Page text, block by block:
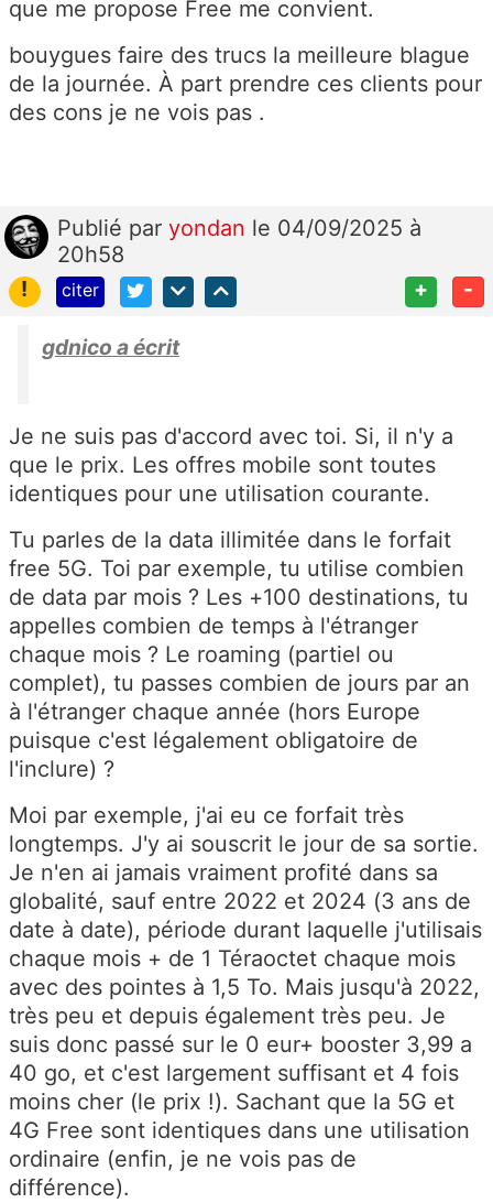
que me propose Free me convient.
bouygues faire des trucs la meilleure blague
de la journée. À part prendre ces clients pour
des cons je ne vois pas .
Publié par yondan le 04/09/2025 à
20h58
!
citer + -
gdnico a écrit
Je ne suis pas d'accord avec toi. Si, il n'y a
que le prix. Les offres mobile sont toutes
identiques pour une utilisation courante.
Tu parles de la data illimitée dans le forfait
free 5G. Toi par exemple, tu utilise combien
de data par mois ? Les +100 destinations, tu
appelles combien de temps à l'étranger
chaque mois ? Le roaming (partiel ou
complet), tu passes combien de jours par an
à l'étranger chaque année (hors Europe
puisque c'est légalement obligatoire de
l'inclure) ?
Moi par exemple, j'ai eu ce forfait très
longtemps. J'y ai souscrit le jour de sa sortie.
Je n'en ai jamais vraiment profité dans sa
globalité, sauf entre 2022 et 2024 (3 ans de
date à date), période durant laquelle j'utilisais
chaque mois + de 1 Téraoctet chaque mois
avec des pointes à 1,5 To. Mais jusqu'à 2022,
très peu et depuis également très peu. Je
suis donc passé sur le 0 eur+ booster 3,99 a
40 go, et c'est largement suffisant et 4 fois
moins cher (le prix !). Sachant que la 5G et
4G Free sont identiques dans une utilisation
ordinaire (enfin, je ne vois pas de
différence).